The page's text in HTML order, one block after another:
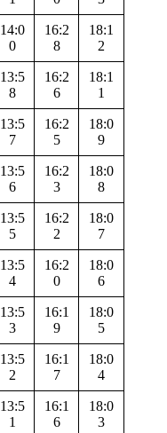
14:0
0
16:2
8
18:1
2
13:5
8
16:2
6
18:1
1
13:5
7
16:2
5
18:0
9
13:5
6
16:2
3
18:0
8
13:5
5
16:2
2
18:0
7
13:5
4
16:2
0
18:0
6
13:5
3
16:1
9
18:0
5
13:5
2
16:1
7
18:0
4
13:5
1
16:1
6
18:0
3